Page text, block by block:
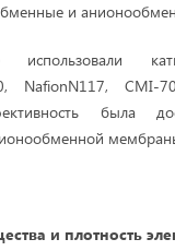
и
использовали
NafionN117, CMI-
была
и плотность